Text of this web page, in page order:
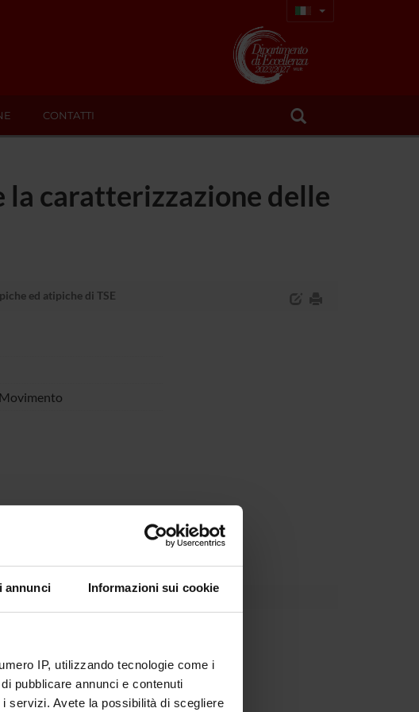
annunci Informazioni sui cookie
IP, utilizzando tecnologie come i
pubblicare annunci e contenuti
servizi. Avete la possibilità di scegliere
CONTATTI
caratterizzazione delle
ed atipiche di TSE
Liguria e Valle d’Aosta